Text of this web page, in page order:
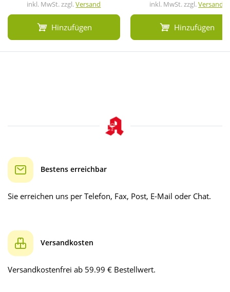
inkl. MwSt. zzgl.Versand
Hinzufügen
inkl. MwSt. zzgl.Versand
Hinzufügen
Bestens erreichbar
Sie erreichen uns per Telefon, Fax, Post, E-Mail oder Chat.
Versandkosten
Versandkostenfrei ab 59.99 € Bestellwert.